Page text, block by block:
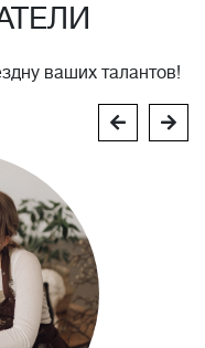
ваших талантов!